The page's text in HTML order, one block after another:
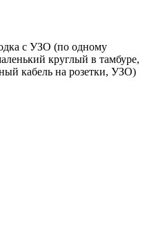
с УЗО (по одному
круглый в тамбуре,
кабель на розетки, УЗО)